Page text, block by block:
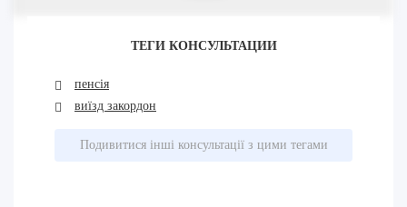
ТЕГИ КОНСУЛЬТАЦИИ
пенсія
виїзд закордон
Подивитися інші консультації з цими тегами